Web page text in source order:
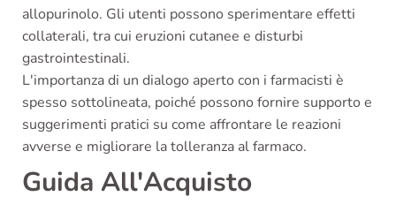
allopurinolo. Gli utenti possono sperimentare effetti
collaterali, tra cui eruzioni cutanee e disturbi
gastrointestinali.
L'importanza di un dialogo aperto con i farmacisti è
spesso sottolineata, poiché possono fornire supporto e
suggerimenti pratici su come affrontare le reazioni
avverse e migliorare la tolleranza al farmaco.
Guida All'Acquisto